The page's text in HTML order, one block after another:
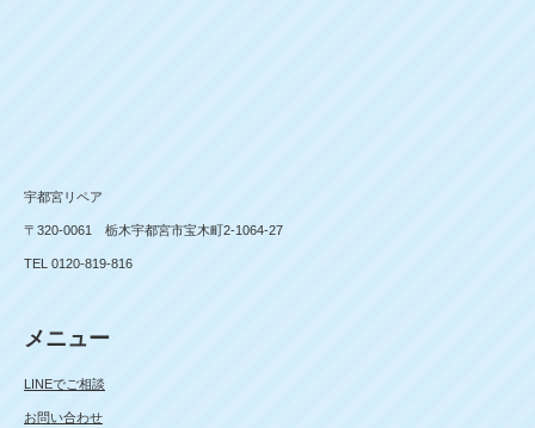
宇都宮リペア
〒320-0061 栃木宇都宮市宝木町2-1064-27
TEL 0120-819-816
メニュー
LINEでご相談
お問い合わせ